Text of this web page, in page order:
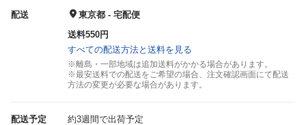
配送
東京都 - 宅配便
送料550円
すべての配送方法と送料を見る
※離島・一部地域は追加送料がかかる場合があります。
※最安送料での配送をご希望の場合、注文確認画面にて配送
方法の変更が必要な場合があります。
配送予定 約3週間で出荷予定